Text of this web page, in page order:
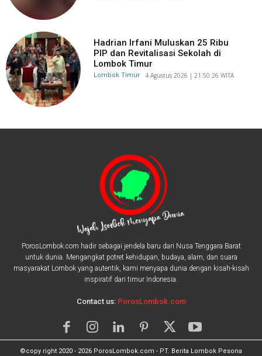
Hadrian Irfani Muluskan 25 Ribu
PIP dan Revitalisasi Sekolah di
Lombok Timur
Lombok Timur ​4 Agustus 2026 | 21:50:26 WITA
PorosLombok.com hadir sebagai jendela baru dari Nusa Tenggara Barat
untuk dunia. Mengangkat potret kehidupan, budaya, alam, dan suara
masyarakat Lombok yang autentik, kami menyapa dunia dengan kisah-kisah
inspiratif dari timur Indonesia.
Contact us: PorosLombok.com
©copy right 2020 - 2026 PorosLombok.com - PT. Berita Lombok Pesona